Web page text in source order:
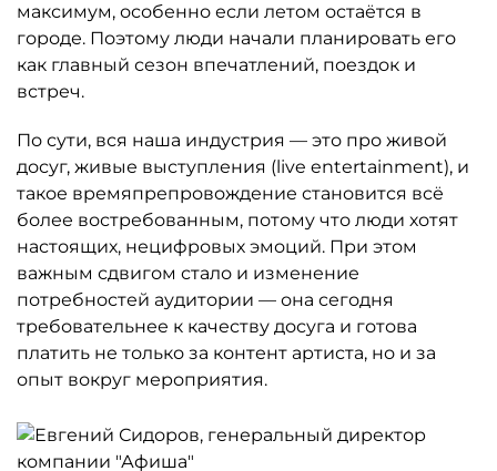
максимум, особенно если летом остаётся в
городе. Поэтому люди начали планировать его
как главный сезон впечатлений, поездок и
встреч.
По сути, вся наша индустрия — это про живой
досуг, живые выступления (live entertainment), и
такое времяпрепровождение становится всё
более востребованным, потому что люди хотят
настоящих, нецифровых эмоций. При этом
важным сдвигом стало и изменение
потребностей аудитории — она сегодня
требовательнее к качеству досуга и готова
платить не только за контент артиста, но и за
опыт вокруг мероприятия.